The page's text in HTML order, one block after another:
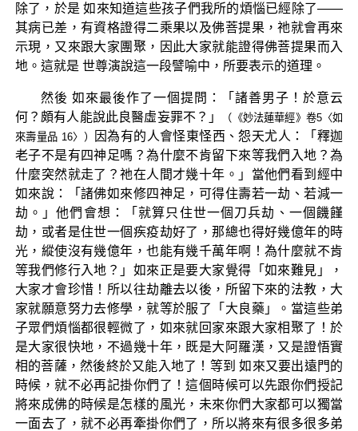
除了，於是 如來知道這些孩子們我所的煩惱已經除了——
其病已差，有資格證得二乘果以及佛菩提果，祂就會再來
示現，又來跟大家團聚，因此大家就能證得佛菩提果而入
地。這就是 世尊演說這一段譬喻中，所要表示的道理。
然後 如來最後作了一個提問：「諸善男子！於意云
何？頗有人能說此良醫虛妄罪不？」
（《妙法蓮華經》卷5〈如
來壽量品 16〉）
因為有的人會怪東怪西、怨天尤人：「釋迦
老子不是有四神足嗎？為什麼不肯留下來等我們入地？為
什麼突然就走了？祂在人間才幾十年。」當他們看到經中
如來說：「諸佛如來修四神足，可得住壽若一劫、若減一
劫。」他們會想：「就算只住世一個刀兵劫、一個饑饉
劫，或者是住世一個疾疫劫好了，那總也得好幾億年的時
光，縱使沒有幾億年，也能有幾千萬年啊！為什麼就不肯
等我們修行入地？」如來正是要大家覺得「如來難見」，
大家才會珍惜！所以往劫離去以後，所留下來的法教，大
家就願意努力去修學，就等於服了「大良藥」。當這些弟
子眾們煩惱都很輕微了，如來就回家來跟大家相聚了！於
是大家很快地，不過幾十年，既是大阿羅漢，又是證悟實
相的菩薩，然後終於又能入地了！等到 如來又要出遠門的
時候，就不必再記掛你們了！這個時候可以先跟你們授記
將來成佛的時候是怎樣的風光，未來你們大家都可以獨當
一面去了，就不必再牽掛你們了，所以將來有很多很多弟